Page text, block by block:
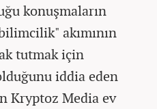
konuşmaların
akımının
tutmak için
iddia eden
Kryptoz Media ev